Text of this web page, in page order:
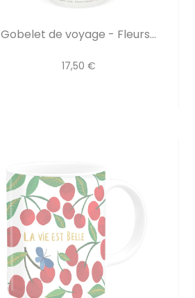
Gobelet de voyage - Fleurs...
17,50 €